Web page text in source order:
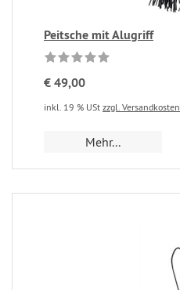
Peitsche mit Alugriff
€ 49,00
inkl. 19 % USt zzgl. Versandkosten
Mehr...